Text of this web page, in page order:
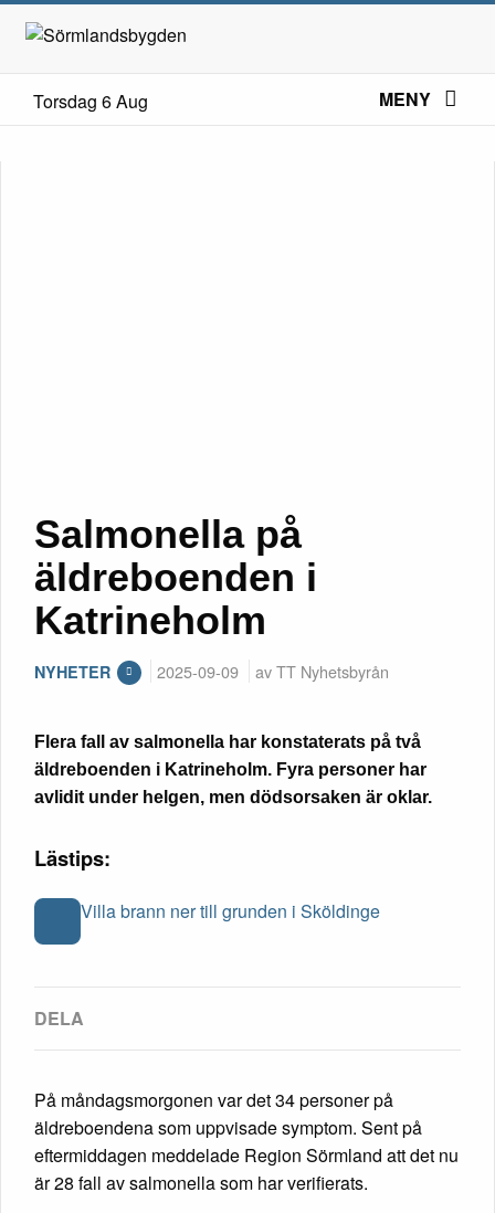
Torsdag 6 Aug MENY
Salmonella på
äldreboenden i
Katrineholm
NYHETER 2025-09-09 av TT Nyhetsbyrån
Flera fall av salmonella har konstaterats på två
äldreboenden i Katrineholm. Fyra personer har
avlidit under helgen, men dödsorsaken är oklar.
Lästips:
Villa brann ner till grunden i Sköldinge
På måndagsmorgonen var det 34 personer på
äldreboendena som uppvisade symptom. Sent på
eftermiddagen meddelade Region Sörmland att det nu
är 28 fall av salmonella som har verifierats.